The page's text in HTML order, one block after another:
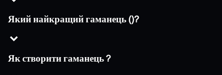
Який найкращий гаманець ()?
Як створити гаманець ?